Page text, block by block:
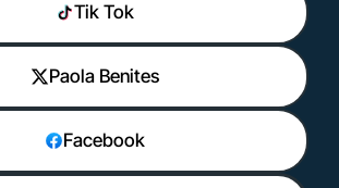
Tik Tok
Paola Benites
Facebook